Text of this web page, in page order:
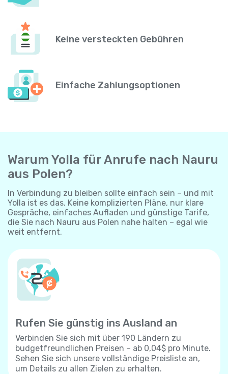
Keine versteckten Gebühren
Einfache Zahlungsoptionen
Warum Yolla für Anrufe nach Nauru
aus Polen?
In Verbindung zu bleiben sollte einfach sein – und mit
Yolla ist es das. Keine komplizierten Pläne, nur klare
Gespräche, einfaches Aufladen und günstige Tarife,
die Sie nach Nauru aus Polen nahe halten – egal wie
weit entfernt.
Rufen Sie günstig ins Ausland an
Verbinden Sie sich mit über 190 Ländern zu
budgetfreundlichen Preisen – ab 0,04$ pro Minute.
Sehen Sie sich unsere vollständige Preisliste an,
um Details zu allen Zielen zu erhalten.